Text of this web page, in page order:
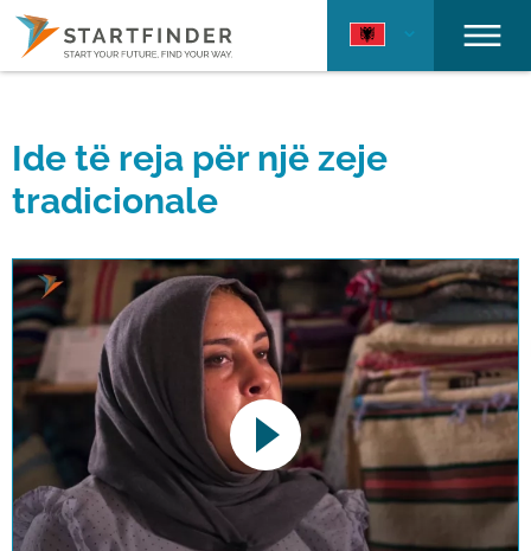
Ide të reja për një zeje
tradicionale
This link opens a YouTube video. Please